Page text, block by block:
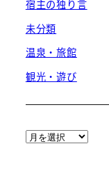
宿主の独り言
未分類
温泉・旅館
観光・遊び
ア